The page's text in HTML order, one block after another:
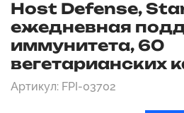
Host Defense,
ежедневная
иммунитета, 60
вегетарианских
Артикул: FPI-03702